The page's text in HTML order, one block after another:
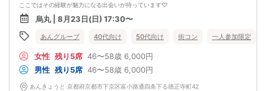
ここではその経験が魅力になる出会いが待っています♡
4〜6人のテーブル席で、途中席替えもあり！
全員としっかり会話ができるから、お互いの人柄や考え方も自然と伝わります♡
お料理は、やきとり笑い屋の美味しいコース料理と飲み放題付き🍻
美味しくて、自然と笑顔になる
〈最少催行人数〉
4名
〈中止判断タイミング〉
前日20時
烏丸 | 8月23日(日) 17:30〜
あんグループ 40代向け 50代向け 街コン 一人参加限定
女性 残り5席 46〜58歳 6,000円
男性 残り5席 46〜58歳 6,000円
あんきょうと 京都府京都市下京区富小路通四条下る徳正寺町42